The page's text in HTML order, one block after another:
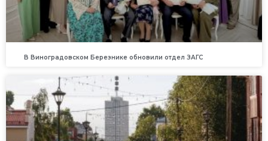
В Виноградовском Березнике обновили отдел ЗАГС